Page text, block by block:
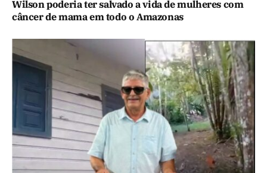
Wilson poderia ter salvado a vida de mulheres com
câncer de mama em todo o Amazonas